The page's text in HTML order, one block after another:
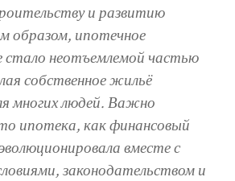
и развитию
образом, ипотечное
стало неотъемлемой частью
собственное жильё
многих людей. Важно
ипотека, как финансовый
вместе с
законодательством и